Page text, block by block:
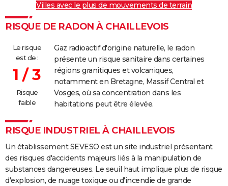
Villes avec le plus de mouvements de terrain
RISQUE DE RADON À CHAILLEVOIS
Le risque
est de :
1 / 3
Risque
faible
Gaz radioactif d'origine naturelle, le radon
présente un risque sanitaire dans certaines
régions granitiques et volcaniques,
notamment en Bretagne, Massif Central et
Vosges, où sa concentration dans les
habitations peut être élevée.
RISQUE INDUSTRIEL À CHAILLEVOIS
Un établissement SEVESO est un site industriel présentant
des risques d'accidents majeurs liés à la manipulation de
substances dangereuses. Le seuil haut implique plus de risque
d'explosion, de nuage toxique ou d'incendie de grande